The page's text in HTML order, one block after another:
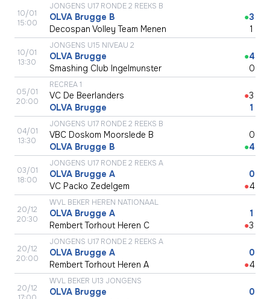
10/01
15:00
JONGENS U17 RONDE 2 REEKS B
OLVA Brugge B
Decospan Volley Team Menen
●3
1
10/01
13:30
JONGENS U15 NIVEAU 2
OLVA Brugge
Smashing Club Ingelmunster
●4
0
05/01
20:00
RECREA 1
VC De Beerlanders
OLVA Brugge
●3
1
04/01
13:30
JONGENS U17 RONDE 2 REEKS B
VBC Doskom Moorslede B
OLVA Brugge B
●
0
4
03/01
18:00
JONGENS U17 RONDE 2 REEKS A
OLVA Brugge A
VC Packo Zedelgem
●
0
4
20/12
20:30
WVL BEKER HEREN NATIONAAL
OLVA Brugge A
Rembert Torhout Heren C
●
1
3
20/12
20:00
JONGENS U17 RONDE 2 REEKS A
OLVA Brugge A
Rembert Torhout Heren A
●
0
4
20/12
WVL BEKER U13 JONGENS
OLVA Brugge
0